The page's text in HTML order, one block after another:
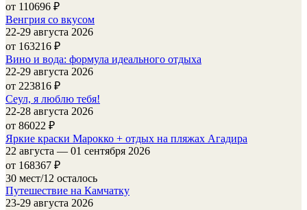
от 110696 ₽
Венгрия со вкусом
22-29 августа 2026
от 163216 ₽
Вино и вода: формула идеального отдыха
22-29 августа 2026
от 223816 ₽
Сеул, я люблю тебя!
22-28 августа 2026
от 86022 ₽
Яркие краски Марокко + отдых на пляжах Агадира
22 августа — 01 сентября 2026
от 168367 ₽
30 мест/12 осталось
Путешествие на Камчатку
23-29 августа 2026